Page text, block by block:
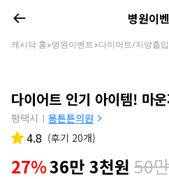
병원이
캐시닥 홈>병원이벤트>다이어트/지방흡입
다이어트 인기 아이템! 마
평택시 | 몸튼튼의원
4.8 (후기 20개)
27%36만 3천원 50